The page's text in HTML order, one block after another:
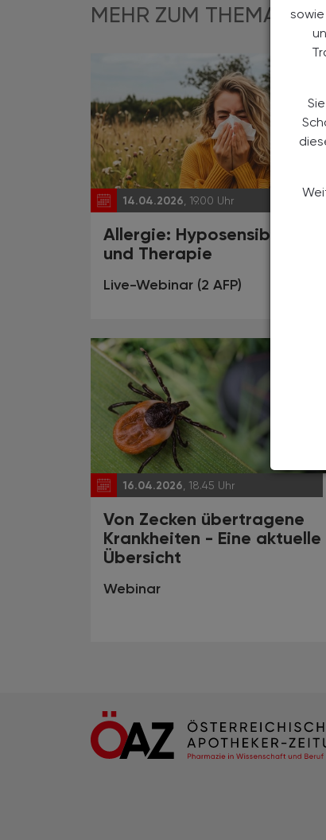
MEHR ZUM THEMA
14.04.2026 , 19.00 Uhr
Allergie:
und Therapie
Live-Webinar (2 AFP)
16.04.2026 , 18.45 Uhr
Von Zecken übertragene
Krankheiten - Eine aktuelle
Übersicht
Webinar